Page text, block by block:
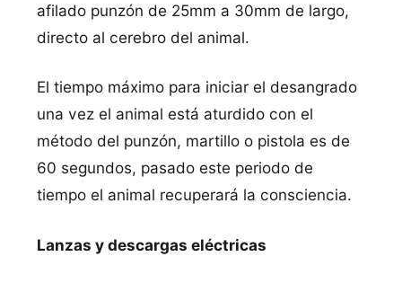
afilado punzón de 25mm a 30mm de largo,
directo al cerebro del animal.
El tiempo máximo para iniciar el desangrado
una vez el animal está aturdido con el
método del punzón, martillo o pistola es de
60 segundos, pasado este periodo de
tiempo el animal recuperará la consciencia.
Lanzas y descargas eléctricas